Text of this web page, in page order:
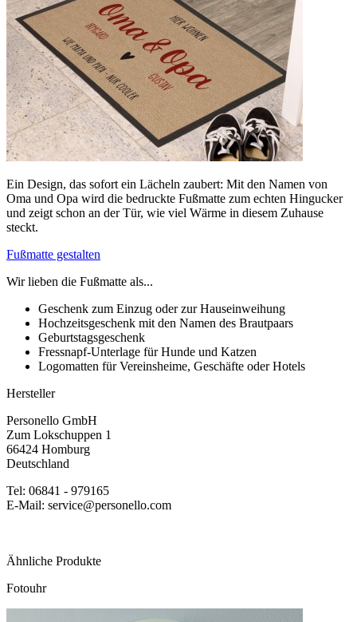
Ein Design, das sofort ein Lächeln zaubert: Mit den Namen von
Oma und Opa wird die bedruckte Fußmatte zum echten Hingucker
und zeigt schon an der Tür, wie viel Wärme in diesem Zuhause
steckt.
Fußmatte gestalten
Wir lieben die Fußmatte als...
Geschenk zum Einzug oder zur Hauseinweihung
Hochzeitsgeschenk mit den Namen des Brautpaars
Geburtstagsgeschenk
Fressnapf-Unterlage für Hunde und Katzen
Logomatten für Vereinsheime, Geschäfte oder Hotels
Hersteller
Personello GmbH
Zum Lokschuppen 1
66424 Homburg
Deutschland
Tel: 06841 - 979165
E-Mail: service@personello.com
Ähnliche Produkte
Fotouhr